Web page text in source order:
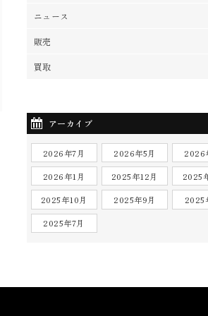
ニュース
販売
買取
アーカイブ
2026年7月 2026年5月 2026
2026年1月 2025年12月 2025
2025年10月 2025年9月 2025
2025年7月